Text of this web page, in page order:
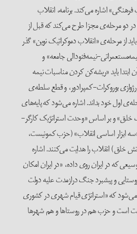
فرهنگی» اشاره می‌کند. برنامه، انقلاب
در دو مرحله‌ی مجزا طرح می‌کند که قبل از
از مرحله‌ی «انقلاب دموکراتیک نوین» گذر
نیمه‌فئودالی جامعه» و
باید «ریشه‌کن کردن مناسبات نیمه
بوروکرات-کمپرادور، و قطع سلطه‌ی
اول خود بداند. اشاره می‌شود که پایه‌های
و بر اساس «وحدت استراتژیک کارگر-
ابزار اساسی انقلاب» (حزب کمونیست،
خلق) انقلاب را هدایت می‌کنند. اشاره
که در ایران روی داده، «در ایران امکان
و پیشبرد جنگ درازمدت علیه دولت
می‌شود که «استراتژی قیام شهری در کشوری
است و حزب هم در روستاها و هم شهرها